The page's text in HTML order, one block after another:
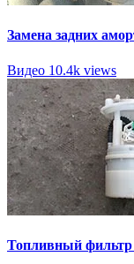
Замена задних
Видео 10.4k views
Топливный